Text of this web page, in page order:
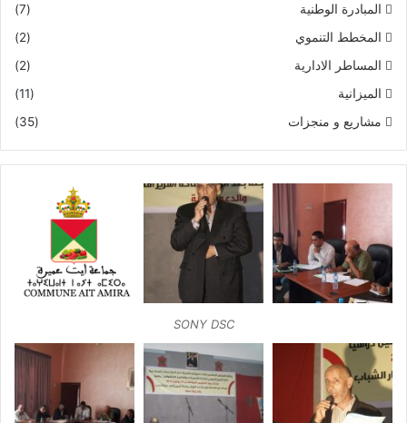
المبادرة الوطنية
(7)
المخطط التنموي
(2)
المساطر الادارية
(2)
الميزانية
(11)
مشاريع و منجزات
(35)
SONY DSC